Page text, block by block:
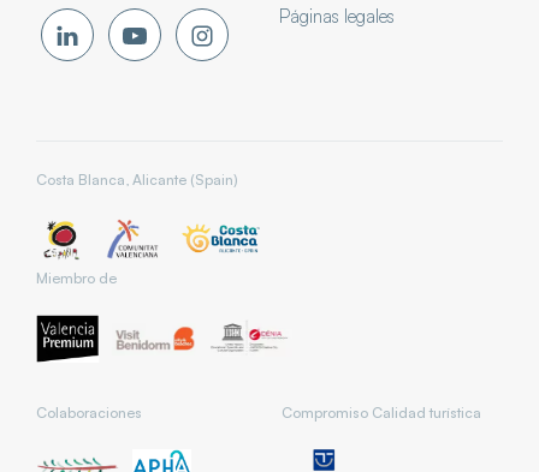
Páginas legales
Costa Blanca, Alicante (Spain)
Miembro de
Colaboraciones Compromiso Calidad turística